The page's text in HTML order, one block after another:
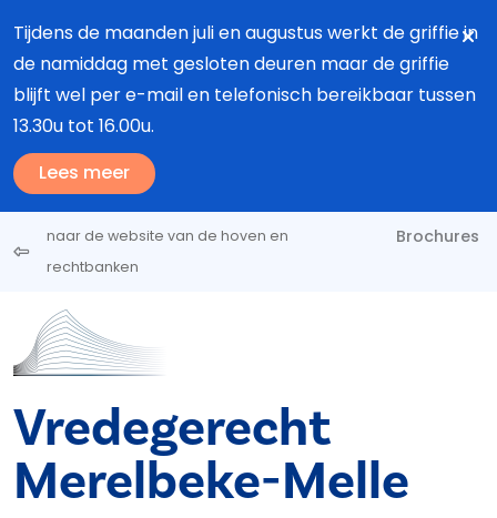
Tijdens de maanden juli en augustus werkt de griffie in
de namiddag met gesloten deuren maar de griffie
blijft wel per e-mail en telefonisch bereikbaar tussen
13.30u tot 16.00u.
Lees meer
naar de website van de hoven en
rechtbanken
Brochures
Vredegerecht
Merelbeke-Melle